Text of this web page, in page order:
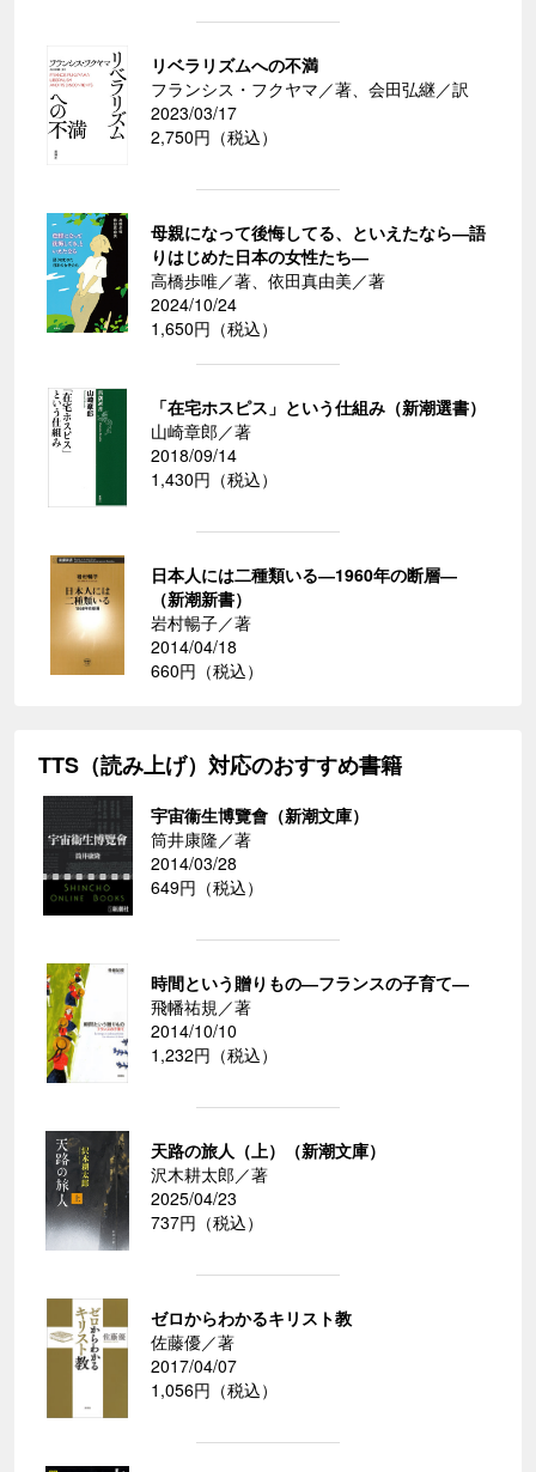
リベラリズムへの不満
フランシス・フクヤマ／著、会田弘継／訳
2023/03/17
2,750円（税込）
母親になって後悔してる、といえたなら―語
りはじめた日本の女性たち―
高橋歩唯／著、依田真由美／著
2024/10/24
1,650円（税込）
「在宅ホスピス」という仕組み（新潮選書）
山崎章郎／著
2018/09/14
1,430円（税込）
日本人には二種類いる―1960年の断層―
（新潮新書）
岩村暢子／著
2014/04/18
660円（税込）
TTS（読み上げ）対応のおすすめ書籍
宇宙衞生博覽會（新潮文庫）
筒井康隆／著
2014/03/28
649円（税込）
時間という贈りもの―フランスの子育て―
飛幡祐規／著
2014/10/10
1,232円（税込）
天路の旅人（上）（新潮文庫）
沢木耕太郎／著
2025/04/23
737円（税込）
ゼロからわかるキリスト教
佐藤優／著
2017/04/07
1,056円（税込）